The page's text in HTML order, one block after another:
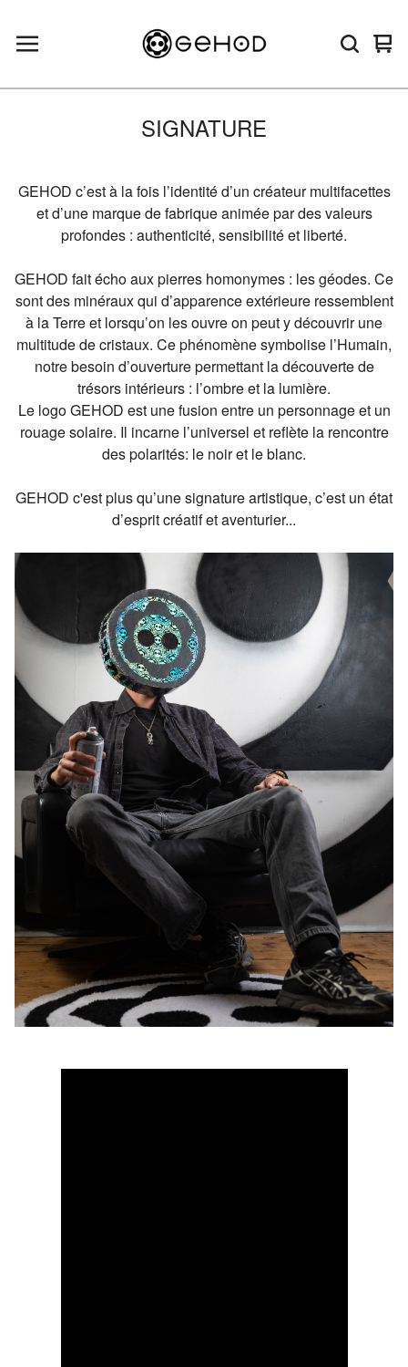
0
SIGNATURE
GEHOD c’est à la fois l’identité d’un créateur multifacettes
et d’une marque de fabrique animée par des valeurs
profondes : authenticité, sensibilité et liberté.
GEHOD fait écho aux pierres homonymes : les géodes. Ce
sont des minéraux qui d’apparence extérieure ressemblent
à la Terre et lorsqu’on les ouvre on peut y découvrir une
multitude de cristaux. Ce phénomène symbolise l’Humain,
notre besoin d’ouverture permettant la découverte de
trésors intérieurs : l’ombre et la lumière.
Le logo GEHOD est une fusion entre un personnage et un
rouage solaire. Il incarne l’universel et reflète la rencontre
des polarités: le noir et le blanc.
GEHOD c'est plus qu’une signature artistique, c’est un état
d’esprit créatif et aventurier...